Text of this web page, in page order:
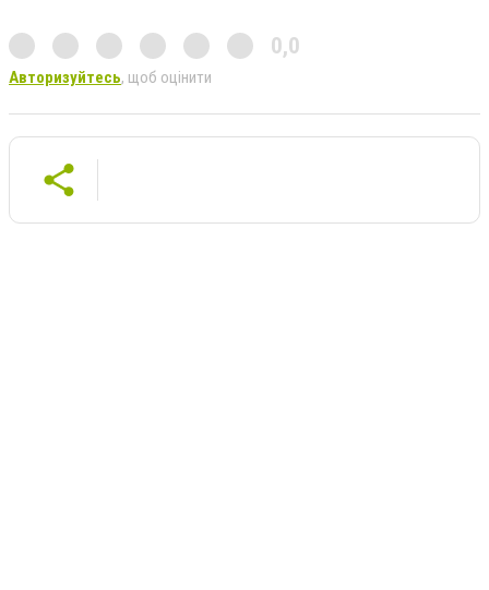
0,0
Авторизуйтесь, щоб оцінити